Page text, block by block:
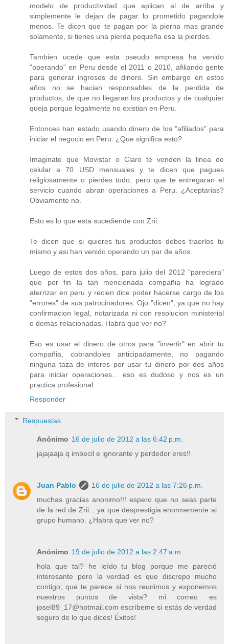
modelo de productividad que aplican al de arriba y
simplemente le dejan de pagar lo prometido pagandole
menos. Te dicen que te pagan por la pierna mas grande
solamente, si tienes una pierda pequeña esa la pierdes.
Tambien ucede que esta pseudo empresa ha venido
"operando" en Peru desde el 2011 o 2010, afiliando gente
para generar ingresos de dinero. Sin embargo en estos
años no se hacian responsables de la perdida de
productos, de que no llegaran los productos y de cualquier
queja porque legalmente no existian en Peru.
Entonces han estado usando dinero de los "afiliados" para
iniciar el negocio en Peru. ¿Que significa esto?
Imaginate que Movistar o Claro te venden la linea de
celular a 70 USD mensuales y te dicen que pagues
religiosamente o pierdes todo, pero que te entregaran el
servicio cuando abran operaciones a Peru. ¿Aceptarias?
Obviamente no.
Esto es lo que esta sucediende con Zrii.
Te dicen que si quieres tus productos debes traerlos tu
mismo y asi han venido operando un par de años.
Luego de estos dos años, para julio del 2012 "pareciera"
que por fin la tan mencionada compañia ha logrado
aterrizar en peru y recien dice poder hacerse cargo de los
"errores" de sus patrocinadores. Ojo "dicen", ya que no hay
confirmacion legal, notarizada ni con resolucion ministerial
o demas relacionadas. Habra que ver no?
Eso es usar el dinero de otros para "invertir" en abrir tu
compañia, cobrandoles anticipadamente, no pagando
ninguna taza de interes por usar tu dinero por dos años
para iniciar operaciones... eso es dudoso y nos es un
practica profesional.
Responder
Respuestas
Anónimo 16 de julio de 2012 a las 6:42 p.m.
jajajaaja q imbecil e ignorante y perdedor eres!!
Juan Pablo
16 de julio de 2012 a las 7:26 p.m.
muchas gracias anonimo!!! espero que no seas parte
de la red de Zrii... ya que desprestigia enormemente al
grupo humano. ¿Habra que ver no?
Anónimo 19 de julio de 2012 a las 2:47 a.m.
hola que tal? he leído tu blog porque me pareció
interesante pero la verdad es que discrepo mucho
contigo, que te parece si nos reunimos y exponemos
nuestros puntos de vista? mi correo es
josel89_17@hotmail.com escríbeme si estás de verdad
seguro de lo que dices! Éxitos!